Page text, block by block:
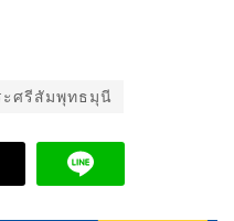
ะศรีสัมพุทธมุนี